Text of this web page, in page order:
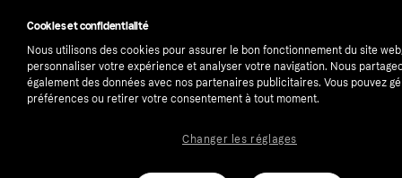
Cookies et confidentialité
Nous utilisons des cookies pour assurer le bon fonctionnement du site
personnaliser votre expérience et analyser votre navigation. Nous
également des données avec nos partenaires publicitaires. Vous pouvez
préférences ou retirer votre consentement à tout moment.
Changer les réglages